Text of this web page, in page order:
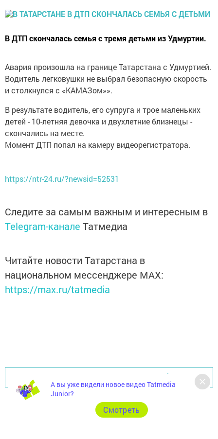
В ДТП скончалась семья с тремя детьми из Удмуртии.
Авария произошла на границе Татарстана с Удмуртией.
Водитель легковушки не выбрал безопасную скорость
и столкнулся с «КАМАЗом»».
В результате водитель, его супруга и трое маленьких
детей - 10-летняя девочка и двухлетние близнецы -
скончались на месте.
Момент ДТП попал на камеру видеорегистратора.
https://ntr-24.ru/?newsid=52531
Следите за самым важным и интересным в
Telegram-канале Татмедиа
Читайте новости Татарстана в
национальном мессенджере MАХ:
https://max.ru/tatmedia
А вы уже видели новое видео Tatmedia
Junior?
Cмотреть